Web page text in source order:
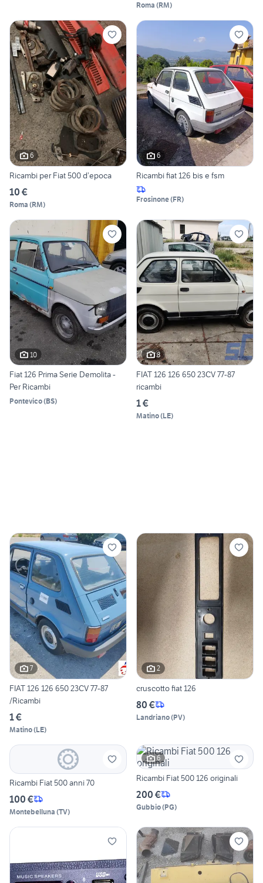
Roma (RM)
6
Ricambi per Fiat 500 d’epoca
10 €
Roma (RM)
6
Ricambi fiat 126 bis e fsm
Frosinone(FR)
10
Fiat 126 Prima Serie Demolita -
Per Ricambi
Pontevico(BS)
8
FIAT 126 126 650 23CV 77-87
ricambi
1 €
Matino(LE)
7
FIAT 126 126 650 23CV 77-87
/Ricambi
1 €
Matino(LE)
2
cruscotto fiat 126
80 €
Landriano(PV)
Ricambi Fiat 500 anni 70
100 €
Montebelluna (TV)
6
Ricambi Fiat 500 126 originali
200 €
Gubbio(PG)